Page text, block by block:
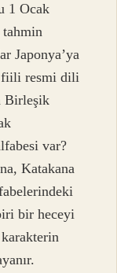
1 Ocak
tahmin
Japonya’ya
fiili resmi dili
Birleşik
var?
Katakana
bir heceyi